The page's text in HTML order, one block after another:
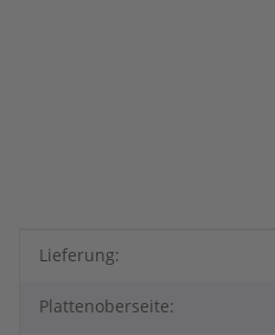
Produkteigenschaft
Wert
Lieferung:
Plattenoberseite: